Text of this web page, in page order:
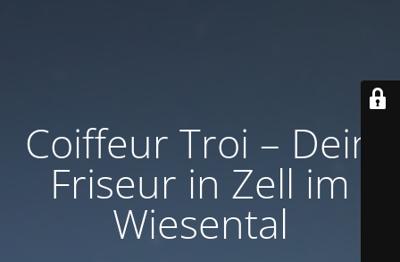
Coiffeur Troi – Dein
Friseur in Zell im
Wiesental